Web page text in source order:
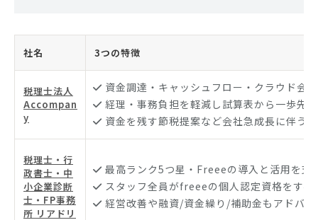
社名 3つの特徴
税理士法人
Accompan
y
資金調達・キャッシュフロー・クラウド会
経理・事務負担を軽減し試算表から一歩先
資金を残す節税提案など会社急成長に伴う
税理士・行
政書士・中
小企業診断
士・FP事務
所 リアドリ
最高ランク5つ星・Freeeの導入と活用を支
スタッフ全員がfreeeの個人認定資格をすべ
経営改善や融資/資金繰り/補助金もアドバ